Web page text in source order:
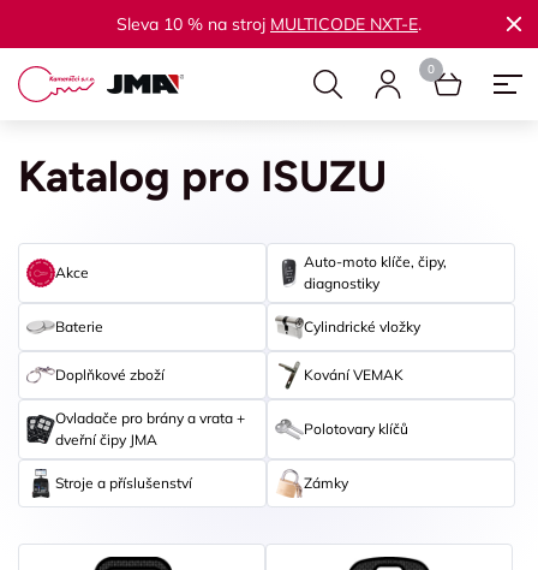
Sleva 10 % na stroj MULTICODE NXT-E.
Katalog pro ISUZU
Akce
Auto-moto klíče, čipy,
diagnostiky
Baterie Cylindrické vložky
Doplňkové zboží Kování VEMAK
Ovladače pro brány a vrata +
dveřní čipy JMA
Polotovary klíčů
Stroje a příslušenství Zámky